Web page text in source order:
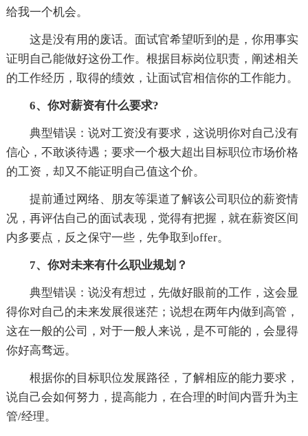
给我一个机会。
这是没有用的废话。面试官希望听到的是，你用事实
证明自己能做好这份工作。根据目标岗位职责，阐述相关
的工作经历，取得的绩效，让面试官相信你的工作能力。
6、你对薪资有什么要求?
典型错误：说对工资没有要求，这说明你对自己没有
信心，不敢谈待遇；要求一个极大超出目标职位市场价格
的工资，却又不能证明自己值这个价。
提前通过网络、朋友等渠道了解该公司职位的薪资情
况，再评估自己的面试表现，觉得有把握，就在薪资区间
内多要点，反之保守一些，先争取到offer。
7、你对未来有什么职业规划？
典型错误：说没有想过，先做好眼前的工作，这会显
得你对自己的未来发展很迷茫；说想在两年内做到高管，
这在一般的公司，对于一般人来说，是不可能的，会显得
你好高骛远。
根据你的目标职位发展路径，了解相应的能力要求，
说自己会如何努力，提高能力，在合理的时间内晋升为主
管/经理。